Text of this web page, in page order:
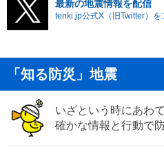
最新の地震情報を配信
tenki.jp公式X（旧Twitter）を
「知る防災」地震
いざという時にあわ
確かな情報と行動で